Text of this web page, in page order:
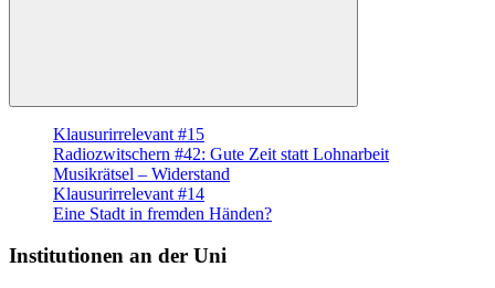
Suchen
Klausurirrelevant #15
Radiozwitschern #42: Gute Zeit statt Lohnarbeit
Musikrätsel – Widerstand
Klausurirrelevant #14
Eine Stadt in fremden Händen?
Institutionen an der Uni